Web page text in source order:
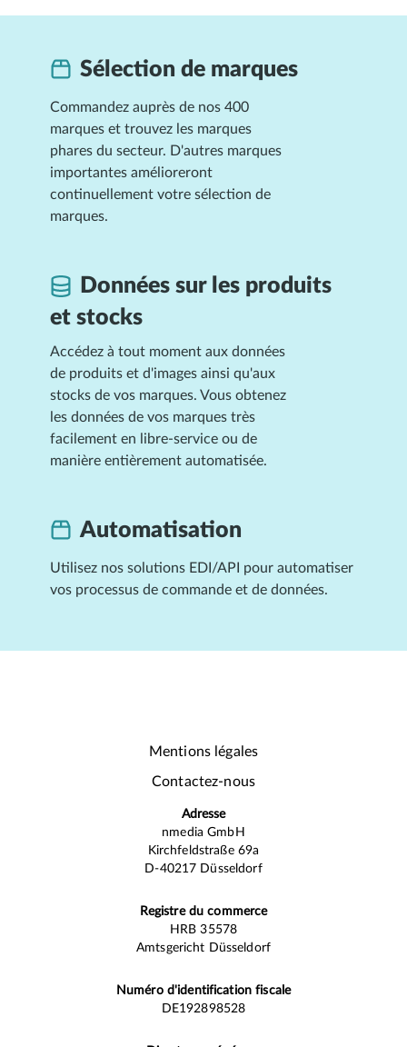
Sélection de marques
Commandez auprès de nos 400
marques et trouvez les marques
phares du secteur. D'autres marques
importantes amélioreront
continuellement votre sélection de
marques.
Données sur les produits
et stocks
Accédez à tout moment aux données
de produits et d'images ainsi qu'aux
stocks de vos marques. Vous obtenez
les données de vos marques très
facilement en libre-service ou de
manière entièrement automatisée.
Automatisation
Utilisez nos solutions EDI/API pour automatiser
vos processus de commande et de données.
Mentions légales
Contactez-nous
Adresse
nmedia GmbH
Kirchfeldstraße 69a
D-40217 Düsseldorf
Registre du commerce
HRB 35578
Amtsgericht Düsseldorf
Numéro d'identification fiscale
DE192898528